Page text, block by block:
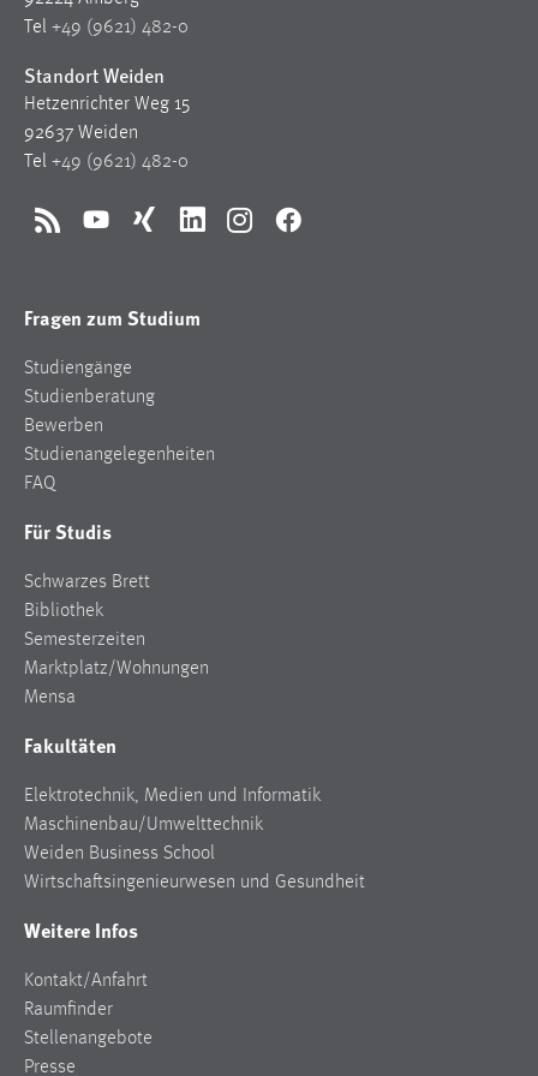
Tel +49 (9621) 482-0
Standort Weiden
Hetzenrichter Weg 15
92637 Weiden
Tel +49 (9621) 482-0
RSS YouTubeXing LinkedInInstagramFacebook
Fragen zum Studium
Studiengänge
Studienberatung
Bewerben
Studienangelegenheiten
FAQ
Für Studis
Schwarzes Brett
Bibliothek
Semesterzeiten
Marktplatz/Wohnungen
Mensa
Fakultäten
Elektrotechnik, Medien und Informatik
Maschinenbau/Umwelttechnik
Weiden Business School
Wirtschaftsingenieurwesen und Gesundheit
Weitere Infos
Kontakt/Anfahrt
Raumfinder
Stellenangebote
Presse
Conversion-Tracking
Cookie Laufzeit:
3 Monate
Facebook Pixel
Name:
Facebook
Zweck:
Conversion-Tracking
Cookie Laufzeit:
3 Monate
Um Inhalte von Videoplattformen und Social Media
Plattformen anzeigen zu können, werden von diesen
externen Medien Cookies gesetzt.